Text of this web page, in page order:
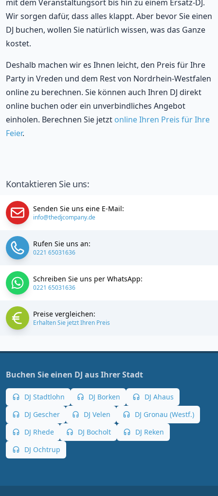
mit dem Veranstaltungsort bis hin zu einem Ersatz-DJ.
Wir sorgen dafür, dass alles klappt. Aber bevor Sie einen
DJ buchen, wollen Sie natürlich wissen, was das Ganze
kostet.
Deshalb machen wir es Ihnen leicht, den Preis für Ihre
Party in Vreden und dem Rest von Nordrhein-Westfalen
online zu berechnen. Sie können auch Ihren DJ direkt
online buchen oder ein unverbindliches Angebot
einholen. Berechnen Sie jetzt online Ihren Preis für Ihre
Feier.
Kontaktieren Sie uns:
Senden Sie uns eine E-Mail:
info@thedjcompany.de
Rufen Sie uns an:
0221 65031636
Schreiben Sie uns per WhatsApp:
0221 65031636
Preise vergleichen:
Erhalten Sie jetzt Ihren Preis
Buchen Sie einen DJ aus Ihrer Stadt
DJ Stadtlohn DJ Borken
DJ Ahaus
DJ Gescher
DJ Velen
DJ Gronau (Westf.)
DJ Rhede
DJ Bocholt
DJ Reken
DJ Ochtrup